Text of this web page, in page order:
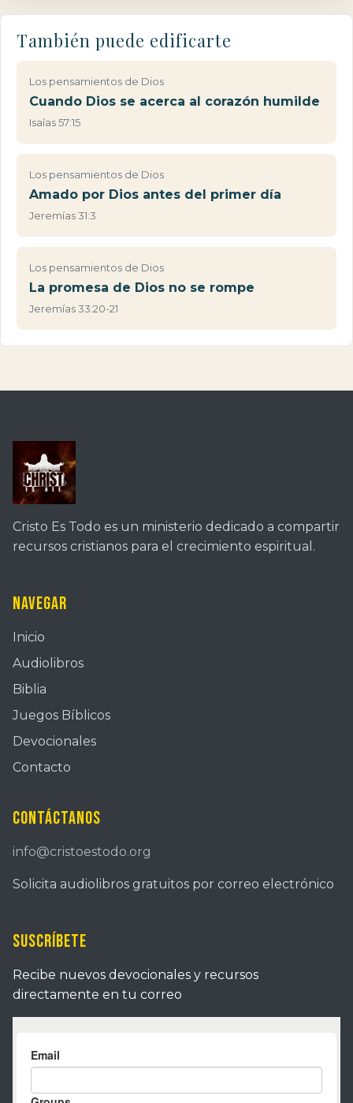
También puede edificarte
Los pensamientos de Dios
Cuando Dios se acerca al corazón humilde
Isaías 57:15
Los pensamientos de Dios
Amado por Dios antes del primer día
Jeremías 31:3
Los pensamientos de Dios
La promesa de Dios no se rompe
Jeremías 33:20-21
Cristo Es Todo es un ministerio dedicado a compartir
recursos cristianos para el crecimiento espiritual.
Navegar
Inicio
Audiolibros
Biblia
Juegos Bíblicos
Devocionales
Contacto
Contáctanos
info@cristoestodo.org
Solicita audiolibros gratuitos por correo electrónico
Suscríbete
Recibe nuevos devocionales y recursos
directamente en tu correo